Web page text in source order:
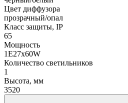
Цвет диффузора
прозрачный/опал
Класс защиты, IP
65
Мощность
1Е27х60W
Количество светильников
1
Высота, мм
3520